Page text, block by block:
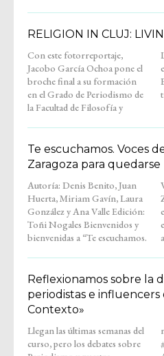
RELIGION IN CLUJ:
Con este fotorreportaje,
Jacobo García Ochoa pone el
broche final a su formación
en el Grado de Periodismo de
la Facultad de Filosofía y
Letras y cierra también su
etapa como colaborador de
Entremedios. Su trabajo nos
Te escuchamos. Voces
Zaragoza para quedarse
Autoría: Denis Benito, Juan
Huerta, Miriam Gavín, Laura
González y Ana Valle Edición:
Toñi Nogales Bienvenidos y
bienvenidas a “Te escuchamos.
Voces de quienes llegaron a
Zaragoza para quedarse”. Un
espacio tranquilo, hecho para
escuchar sin prisas y
Reflexionamos sobre la
periodistas e influencers
Contexto»
Llegan las últimas semanas del
curso, pero los debates sobre
nuestro propio podcast de
#Entremedios. Laura Jiménez,